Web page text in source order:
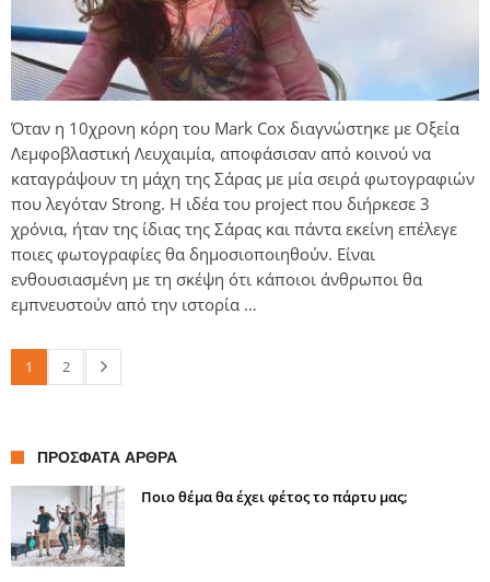
Όταν η 10χρονη κόρη του Mark Cox διαγνώστηκε με Οξεία
Λεμφοβλαστική Λευχαιμία, αποφάσισαν από κοινού να
καταγράψουν τη μάχη της Σάρας με μία σειρά φωτογραφιών
που λεγόταν Strong. H ιδέα του project που διήρκεσε 3
χρόνια, ήταν της ίδιας της Σάρας και πάντα εκείνη επέλεγε
ποιες φωτογραφίες θα δημοσιοποιηθούν. Είναι
ενθουσιασμένη με τη σκέψη ότι κάποιοι άνθρωποι θα
εμπνευστούν από την ιστορία …
1 2
ΠΡΌΣΦΑΤΑ ΆΡΘΡΑ
Ποιο θέμα θα έχει φέτος το πάρτυ μας;